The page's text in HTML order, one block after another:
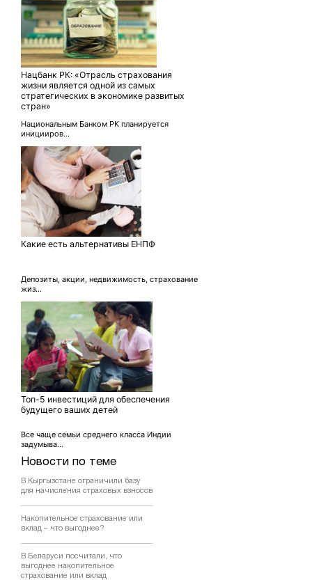
Новости по теме
В Кыргызстане ограничили базу
для начисления страховых взносов
Накопительное страхование или
вклад – что выгоднее?
В Беларуси посчитали, что
выгоднее накопительное
страхование или вклад
Нацбанк РК: «Отрасль страхования
жизни является одной из самых
стратегических в экономике развитых
стран»
Национальным Банком РК планируется
иницииров...
Какие есть альтернативы ЕНПФ
Депозиты, акции, недвижимость, страхование
жиз...
Топ-5 инвестиций для обеспечения
будущего ваших детей
Все чаще семьи среднего класса Индии
задумыва...